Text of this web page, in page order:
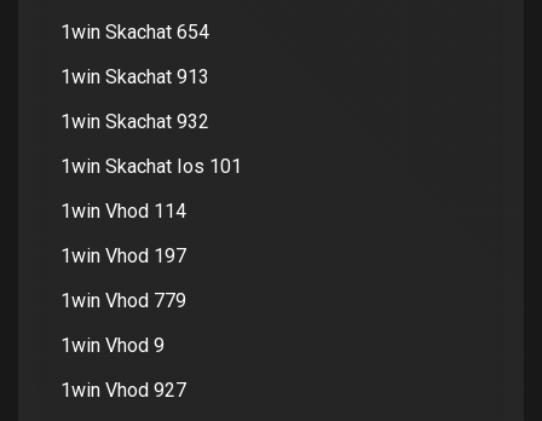
1win Skachat 654
1win Skachat 913
1win Skachat 932
1win Skachat Ios 101
1win Vhod 114
1win Vhod 197
1win Vhod 779
1win Vhod 9
1win Vhod 927